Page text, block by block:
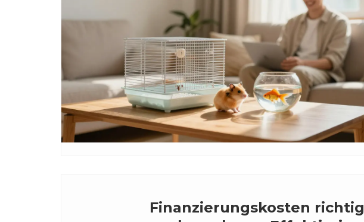
Finanzierungskosten richtig